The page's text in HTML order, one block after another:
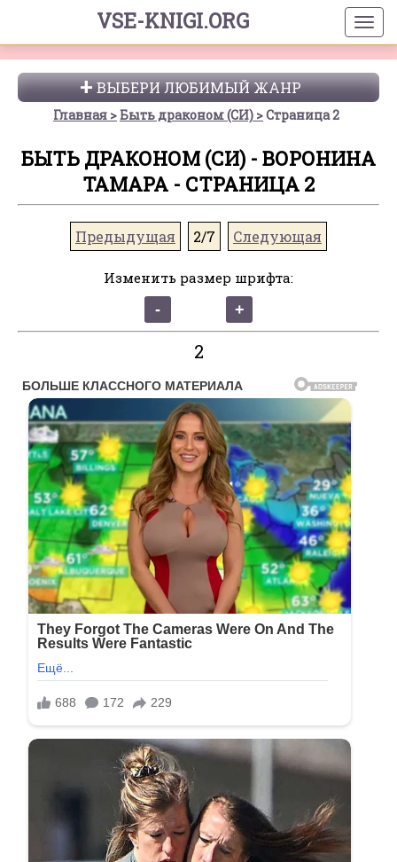
VSE-KNIGI.ORG
ВЫБЕРИ ЛЮБИМЫЙ ЖАНР
Главная Быть драконом (СИ) Страница 2
БЫТЬ ДРАКОНОМ (СИ) - ВОРОНИНА
ТАМАРА - СТРАНИЦА 2
Предыдущая 2/7 Следующая
Изменить размер шрифта:
2